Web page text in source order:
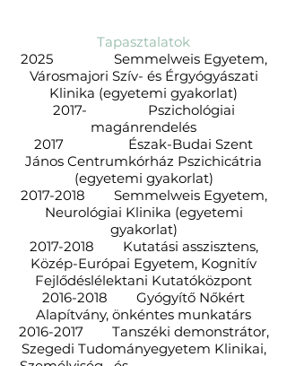
Tapasztalatok
2025 Semmelweis Egyetem,
Városmajori Szív- és Érgyógyászati
Klinika (egyetemi gyakorlat)
2017- Pszichológiai
magánrendelés
2017 Észak-Budai Szent
János Centrumkórház Pszichicátria
(egyetemi gyakorlat)
2017-2018 Semmelweis Egyetem,
Neurológiai Klinika (egyetemi
gyakorlat)
2017-2018 Kutatási asszisztens,
Közép-Európai Egyetem, Kognitív
Fejlődéslélektani Kutatóközpont
2016-2018 Gyógyítő Nőkért
Alapítvány, önkéntes munkatárs
2016-2017Tanszéki demonstrátor,
Szegedi Tudományegyetem Klinikai,